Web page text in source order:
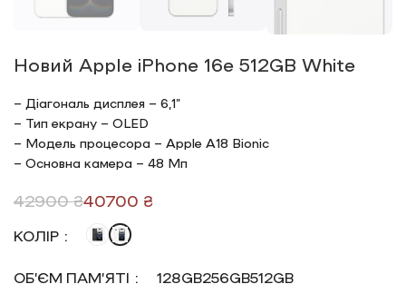
Новий Apple iPhone 16e 512GB White
– Діагональ дисплея – 6,1”
– Тип екрану – OLED
– Модель процесора – Apple A18 Bionic
– Основна камера – 48 Мп
42900₴40700 ₴
КОЛІР
ОБ’ЄМ ПАМ’ЯТІ 128GB256GB512GB